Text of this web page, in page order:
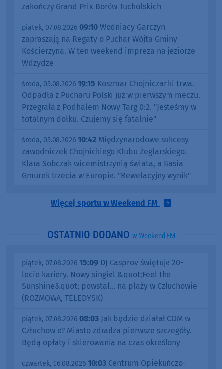
zakończy Grand Prix Borów Tucholskich
piątek, 07.08.2026 09:10 Wodniacy Garczyn
zapraszają na Regaty o Puchar Wójta Gminy
Kościerzyna. W ten weekend impreza na jeziorze
Wdzydze
środa, 05.08.2026 19:15 Koszmar Chojniczanki trwa.
Odpadła z Pucharu Polski już w pierwszym meczu.
Przegrała z Podhalem Nowy Targ 0:2. "Jesteśmy w
totalnym dołku. Czujemy się fatalnie"
środa, 05.08.2026 10:42 Międzynarodowe sukcesy
zawodniczek Chojnickiego Klubu Żeglarskiego.
Klara Sobczak wicemistrzynią świata, a Basia
Gmurek trzecia w Europie. "Rewelacyjny wynik"
Więcej sportu w Weekend FM
OSTATNIO DODANO w Weekend FM
piątek, 07.08.2026 15:09 DJ Casprov świętuje 20-
lecie kariery. Nowy singiel &quot;Feel the
Sunshine&quot; powstał... na plaży w Człuchowie
(ROZMOWA, TELEDYSK)
piątek, 07.08.2026 08:03 Jak będzie działał COM w
Człuchowie? Miasto zdradza pierwsze szczegóły.
Będą opłaty i skierowania na czas określony
czwartek, 06.08.2026 10:03 Centrum Opiekuńczo-